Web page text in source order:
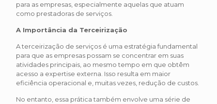
para as empresas, especialmente aquelas que atuam
como prestadoras de serviços.
A Importância da Terceirização
A terceirização de serviços é uma estratégia fundamental
para que as empresas possam se concentrar em suas
atividades principais, ao mesmo tempo em que obtêm
acesso a expertise externa. Isso resulta em maior
eficiência operacional e, muitas vezes, redução de custos.
No entanto, essa prática também envolve uma série de